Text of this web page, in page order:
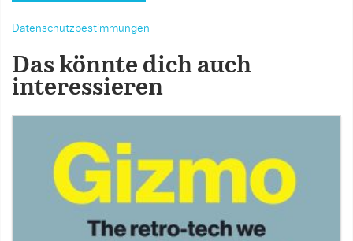
Datenschutzbestimmungen
Das könnte dich auch
interessieren